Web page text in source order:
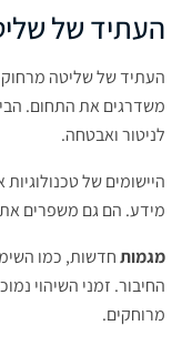
העתיד של
העתיד של שליטה
משדרגים את התחום.
לניטור ואבטחה.
היישומים של
מידע. הם גם משפרים
מגמות
החיבור. זמני השיהוי
מרוחקים.